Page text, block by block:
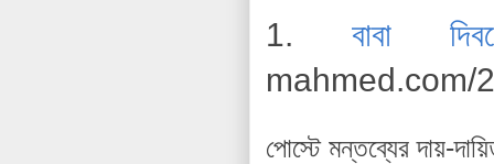
1.বাবা
mahmed.com/
পোস্টে মন্তব্যের দায়-